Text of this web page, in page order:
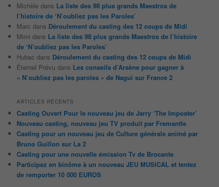
Michèle dans La liste des 98 plus grands Maestros de
l’histoire de ‘N’oubliez pas les Paroles’
Marc dans Déroulement du casting des 12 coups de Midi
Mimi dans La liste des 98 plus grands Maestros de l’histoire
de ‘N’oubliez pas les Paroles’
Hubac dans Déroulement du casting des 12 coups de Midi
Éternel Prévu dans Les conseils d’Arsène pour gagner à
« N’oubliez pas les paroles » de Nagui sur France 2
ARTICLES RÉCENTS
Casting Ouvert Pour le nouveau jeu de Jarry ‘The Imposter’
Nouveau casting, nouveau jeu TV produit par Fremantle
Casting pour un nouveau jeu de Culture générale animé par
Bruno Guillon sur La 2
Casting pour une nouvelle émission Tv de Brocante
Participez en binôme à un nouveau JEU MUSICAL et tentez
de remporter 10 000 EUROS